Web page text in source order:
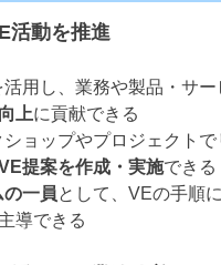
活動を推進
用し、業務や製品・サー
上に貢献できる
ョップやプロジェクトで
提案を作成・実施できる
一員として、VEの手順
導できる